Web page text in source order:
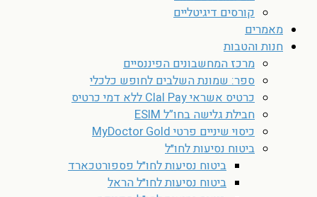
קורסים דיגיטליים
מאמרים
חנות והטבות
מרכז המחשבונים הפיננסיים
ספר: שמונת השלבים לחופש כלכלי
כרטיס אשראי Clal Pay ללא דמי כרטיס
חבילת גלישה בחו”ל ESIM
כיסוי שיניים פרטי MyDoctor Gold
ביטוח נסיעות לחו״ל
ביטוח נסיעות לחו״ל פספורטכארד
ביטוח נסיעות לחו״ל הראל